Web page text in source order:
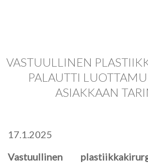
VASTUULLINEN
PALAUTTI
ASIAKKAAN
17.1.2025
Vastuullinen